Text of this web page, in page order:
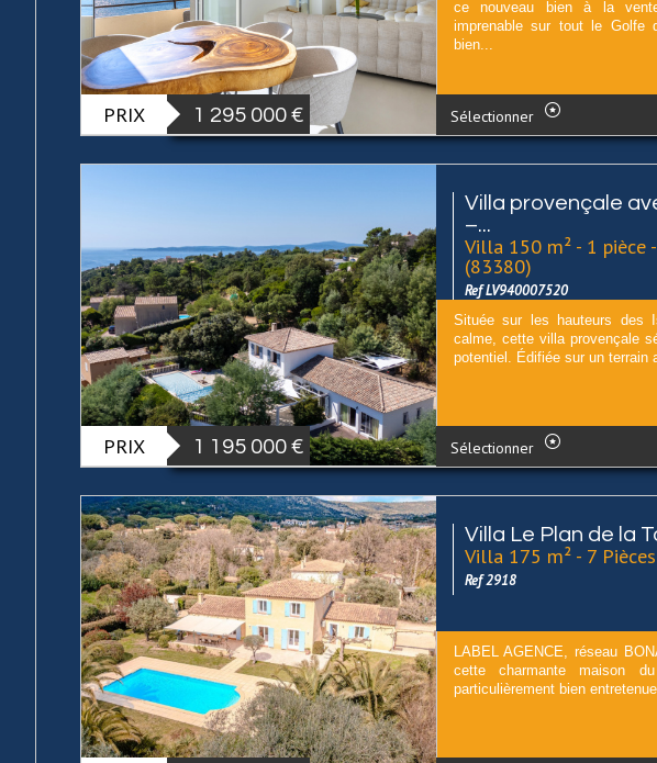
PRIX 1 295 000 €
ce nouveau bien à la
imprenable sur tout le Golfe
bien...
Sélectionner
PRIX 1 195 000 €
Villa provençale
–...
Villa 150 m² - 1 pièce
(83380)
Ref LV940007520
Située sur les hauteurs des
calme, cette villa provençale
potentiel. Édifiée sur un terrain
Sélectionner
Villa Le Plan de la
Villa 175 m² - 7
Ref 2918
LABEL AGENCE, réseau
cette charmante maison
particulièrement bien